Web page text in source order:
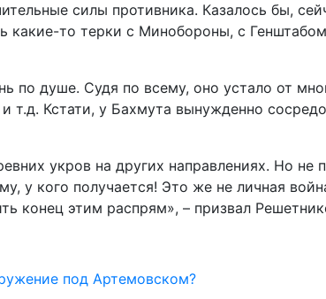
силы противника. Казалось бы,
то терки с Минобороны, с
по душе. Судя по всему, оно устало от
Кстати, у Бахмута вынужденно
укров на других направлениях. Но не
у кого получается! Это же не личная
конец этим распрям», – призвал
под Артемовском?